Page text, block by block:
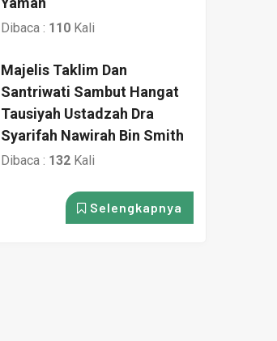
Dibaca : 110 Kali
Majelis Taklim Dan
Santriwati Sambut Hangat
Tausiyah Ustadzah Dra
Syarifah Nawirah Bin Smith
Dibaca : 132 Kali
Selengkapnya